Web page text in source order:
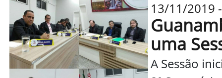
13/11/2019
uma
A Sessão